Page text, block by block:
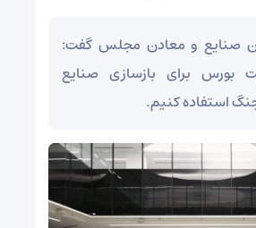
صنایع و معادن مجلس گفت:
بورس برای بازسازی صنایع
استفاده کنیم.